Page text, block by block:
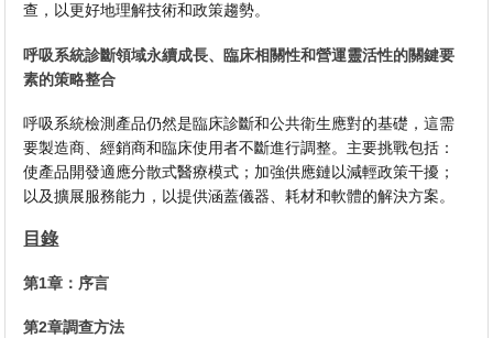
查，以更好地理解技術和政策趨勢。
呼吸系統診斷領域永續成長、臨床相關性和營運靈活性的關鍵要
素的策略整合
呼吸系統檢測產品仍然是臨床診斷和公共衛生應對的基礎，這需
要製造商、經銷商和臨床使用者不斷進行調整。主要挑戰包括：
使產品開發適應分散式醫療模式；加強供應鏈以減輕政策干擾；
以及擴展服務能力，以提供涵蓋儀器、耗材和軟體的解決方案。
目錄
第1章：序言
第2章調查方法